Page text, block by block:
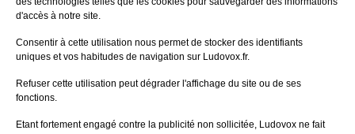
d'accès à notre site.
Consentir à cette utilisation nous permet de stocker des identifiants
uniques et vos habitudes de navigation sur Ludovox.fr.
Refuser cette utilisation peut dégrader l'affichage du site ou de ses
fonctions.
Etant fortement engagé contre la publicité non sollicitée, Ludovox ne fait
il y a 10 heures
Avis demorlockbob
Sur le jeu Detective Box - Ciao
Publié leil y a 1 jour
80%
Sur le jeu Detective Box - Ciao